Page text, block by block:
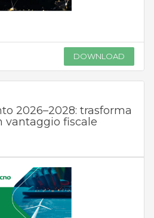
DOWNLOAD
2026–2028: trasforma
fiscale